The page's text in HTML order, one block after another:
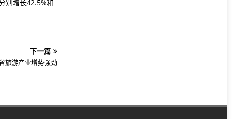
别增长42.5%和
下一篇
旅游产业增势强劲